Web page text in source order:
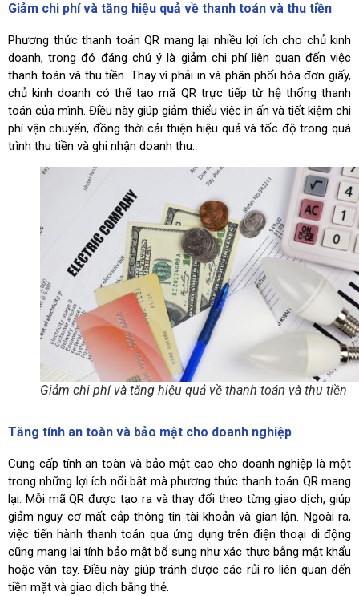
Giảm chi phí và tăng hiệu quả về thanh toán và thu tiền
Phương thức thanh toán QR mang lại nhiều lợi ích cho chủ kinh
doanh, trong đó đáng chú ý là giảm chi phí liên quan đến việc
thanh toán và thu tiền. Thay vì phải in và phân phối hóa đơn giấy,
chủ kinh doanh có thể tạo mã QR trực tiếp từ hệ thống thanh
toán của mình. Điều này giúp giảm thiểu việc in ấn và tiết kiệm chi
phí vận chuyển, đồng thời cải thiện hiệu quả và tốc độ trong quá
trình thu tiền và ghi nhận doanh thu.
Giảm chi phí và tăng hiệu quả về thanh toán và thu tiền
Tăng tính an toàn và bảo mật cho doanh nghiệp
Cung cấp tính an toàn và bảo mật cao cho doanh nghiệp là một
trong những lợi ích nổi bật mà phương thức thanh toán QR mang
lại. Mỗi mã QR được tạo ra và thay đổi theo từng giao dịch, giúp
giảm nguy cơ mất cắp thông tin tài khoản và gian lận. Ngoài ra,
việc tiến hành thanh toán qua ứng dụng trên điện thoại di động
cũng mang lại tính bảo mật bổ sung như xác thực bằng mật khẩu
hoặc vân tay. Điều này giúp tránh được các rủi ro liên quan đến
tiền mặt và giao dịch bằng thẻ.